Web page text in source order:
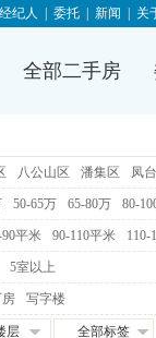
经纪人 委托| 新闻 关
全部二手房
八公山区 潘集区 凤
50-65万 65-80万 80-
90平米 90-110平米 110-
5室以上
房 写字楼
层
全部标签